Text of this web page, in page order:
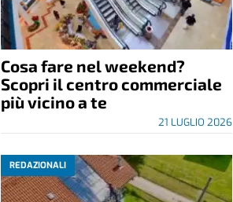
Cosa fare nel weekend?
Scopri il centro commerciale
più vicino a te
21 LUGLIO 2026
REDAZIONALI